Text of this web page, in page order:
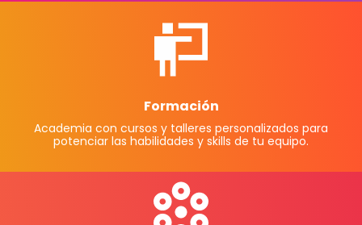
Formación
Academia con cursos y talleres personalizados para
potenciar las habilidades y skills de tu equipo.